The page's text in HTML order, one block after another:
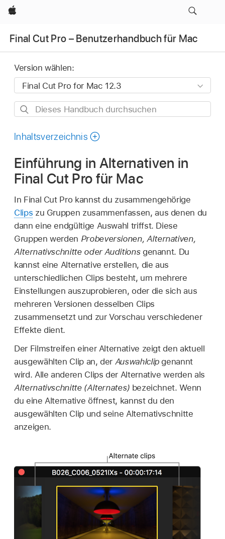
Apple
Final Cut Pro – Benutzerhandbuch für Mac
Version wählen:
Dieses
durchsuchen
Inhaltsverzeichnis
Einführung in Alternativen in
Final Cut Pro für Mac
In Final Cut Pro kannst du zusammengehörige
Clips zu Gruppen zusammenfassen, aus denen du
dann eine endgültige Auswahl triffst. Diese
Gruppen werden Probeversionen, Alternativen,
Alternativschnitte oder Auditionsgenannt. Du
kannst eine Alternative erstellen, die aus
unterschiedlichen Clips besteht, um mehrere
Einstellungen auszuprobieren, oder die sich aus
mehreren Versionen desselben Clips
zusammensetzt und zur Vorschau verschiedener
Effekte dient.
Der Filmstreifen einer Alternative zeigt den aktuell
ausgewählten Clip an, der Auswahlclipgenannt
wird. Alle anderen Clips der Alternative werden als
Alternativschnitte (Alternates)bezeichnet. Wenn
du eine Alternative öffnest, kannst du den
ausgewählten Clip und seine Alternativschnitte
anzeigen.